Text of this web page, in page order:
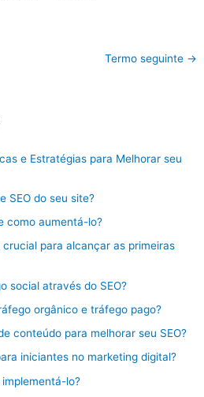
Termo seguinte →
e Estratégias para Melhorar seu
SEO do seu site?
como aumentá-lo?
crucial para alcançar as primeiras
social através do SEO?
orgânico e tráfego pago?
conteúdo para melhorar seu SEO?
iniciantes no marketing digital?
implementá-lo?